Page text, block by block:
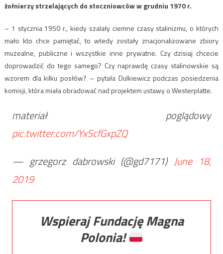
żołnierzy strzelających do stoczniowców w grudniu 1970 r.
– 1 stycznia 1950 r., kiedy szalały ciemne czasy stalinizmu, o których
mało kto chce pamiętać, to wtedy zostały znacjonalizowane zbiory
muzealne, publiczne i wszystkie inne prywatne. Czy dzisiaj chcecie
doprowadzić do tego samego? Czy naprawdę czasy stalinowskie są
wzorem dla kilku posłów? – pytała Dulkiewicz podczas posiedzenia
komisji, która miała obradować nad projektem ustawy o Westerplatte.
materiał poglądowy
pic.twitter.com/YxScfGxpZQ
— grzegorz dabrowski (@gd7171) June 18,
2019
Wspieraj Fundację Magna
Polonia!